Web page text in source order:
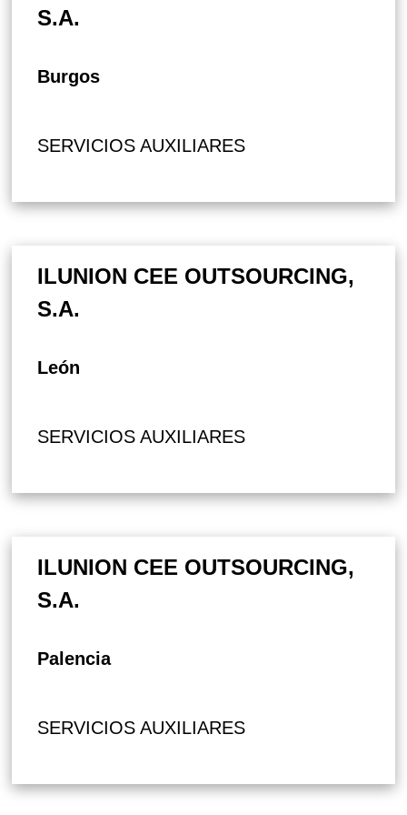
S.A.
Burgos
SERVICIOS AUXILIARES
ILUNION CEE OUTSOURCING,
S.A.
León
SERVICIOS AUXILIARES
ILUNION CEE OUTSOURCING,
S.A.
Palencia
SERVICIOS AUXILIARES